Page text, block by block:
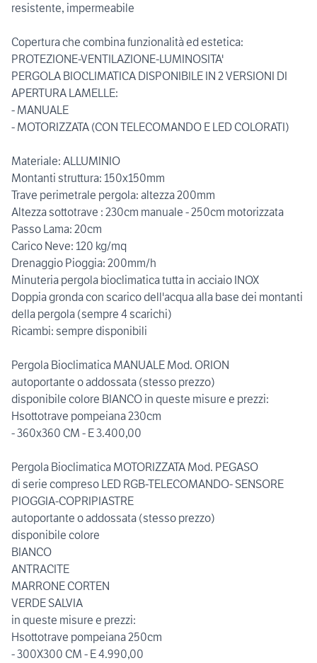
resistente, impermeabile
Copertura che combina funzionalità ed estetica:
PROTEZIONE-VENTILAZIONE-LUMINOSITA'
PERGOLA BIOCLIMATICA DISPONIBILE IN 2 VERSIONI DI
APERTURA LAMELLE:
- MANUALE
- MOTORIZZATA (CON TELECOMANDO E LED COLORATI)
Materiale: ALLUMINIO
Montanti struttura: 150x150mm
Trave perimetrale pergola: altezza 200mm
Altezza sottotrave : 230cm manuale - 250cm motorizzata
Passo Lama: 20cm
Carico Neve: 120 kg/mq
Drenaggio Pioggia: 200mm/h
Minuteria pergola bioclimatica tutta in acciaio INOX
Doppia gronda con scarico dell'acqua alla base dei montanti
della pergola (sempre 4 scarichi)
Ricambi: sempre disponibili
Pergola Bioclimatica MANUALE Mod. ORION
autoportante o addossata (stesso prezzo)
disponibile colore BIANCO in queste misure e prezzi:
Hsottotrave pompeiana 230cm
- 360x360 CM - E 3.400,00
Pergola Bioclimatica MOTORIZZATA Mod. PEGASO
di serie compreso LED RGB-TELECOMANDO- SENSORE
PIOGGIA-COPRIPIASTRE
autoportante o addossata (stesso prezzo)
disponibile colore
BIANCO
ANTRACITE
MARRONE CORTEN
VERDE SALVIA
in queste misure e prezzi:
Hsottotrave pompeiana 250cm
- 300X300 CM - E 4.990,00